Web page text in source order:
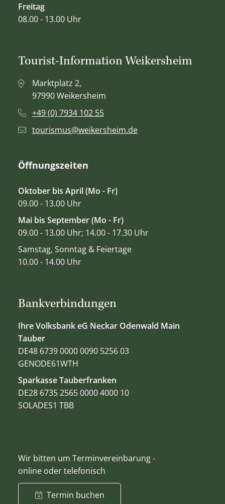
Freitag
08.00 - 13.00 Uhr
Bankverbindungen
Ihre Volksbank eG Neckar Odenwald Main
Tauber
DE48 6739 0000 0090 5256 03
GENODE61WTH
Sparkasse Tauberfranken
DE28 6735 2565 0000 4000 10
SOLADES1 TBB
Wir bitten um Terminvereinbarung -
online oder telefonisch
Termin buchen
Tourist-Information Weikersheim
Marktplatz 2,
97990 Weikersheim
+49 (0) 7934 102 55
tourismus@weikersheim.de
Öffnungszeiten
Oktober bis April (Mo - Fr)
09.00 - 13.00 Uhr
Mai bis September (Mo - Fr)
09.00 - 13.00 Uhr; 14.00 - 17.30 Uhr
Samstag, Sonntag & Feiertage
10.00 - 14.00 Uhr